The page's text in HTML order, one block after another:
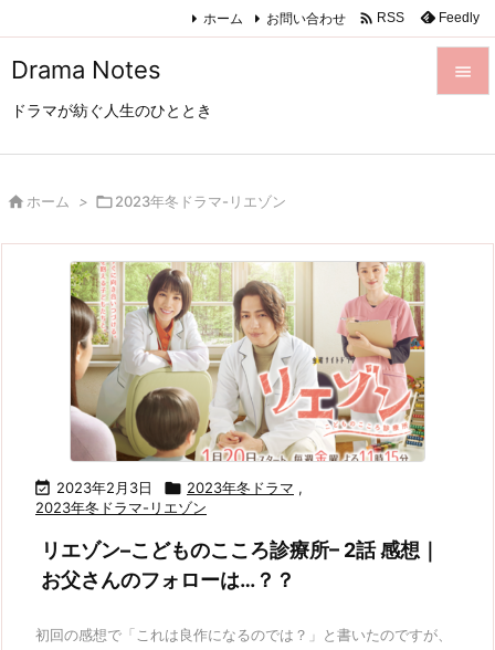
Drama Notes
ドラマが紡ぐ人生のひととき

ホーム お問い合わせ  RSS Feedly
 ホーム > 2023年冬ドラマ-リエゾン
 2023年2月3日  2023年冬ドラマ ,
2023年冬ドラマ-リエゾン
リエゾン–こどものこころ診療所– 2話 感想｜
お父さんのフォローは…？？
初回の感想で「これは良作になるのでは？」と書いたのですが、